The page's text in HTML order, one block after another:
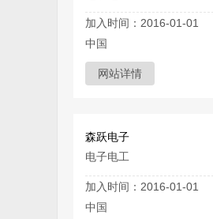
加入时间：2016-01-01
中国
网站详情
森跃电子
电子电工
加入时间：2016-01-01
中国